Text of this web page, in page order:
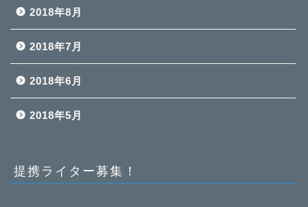
2018年8月
2018年7月
2018年6月
2018年5月
提携ライター募集！